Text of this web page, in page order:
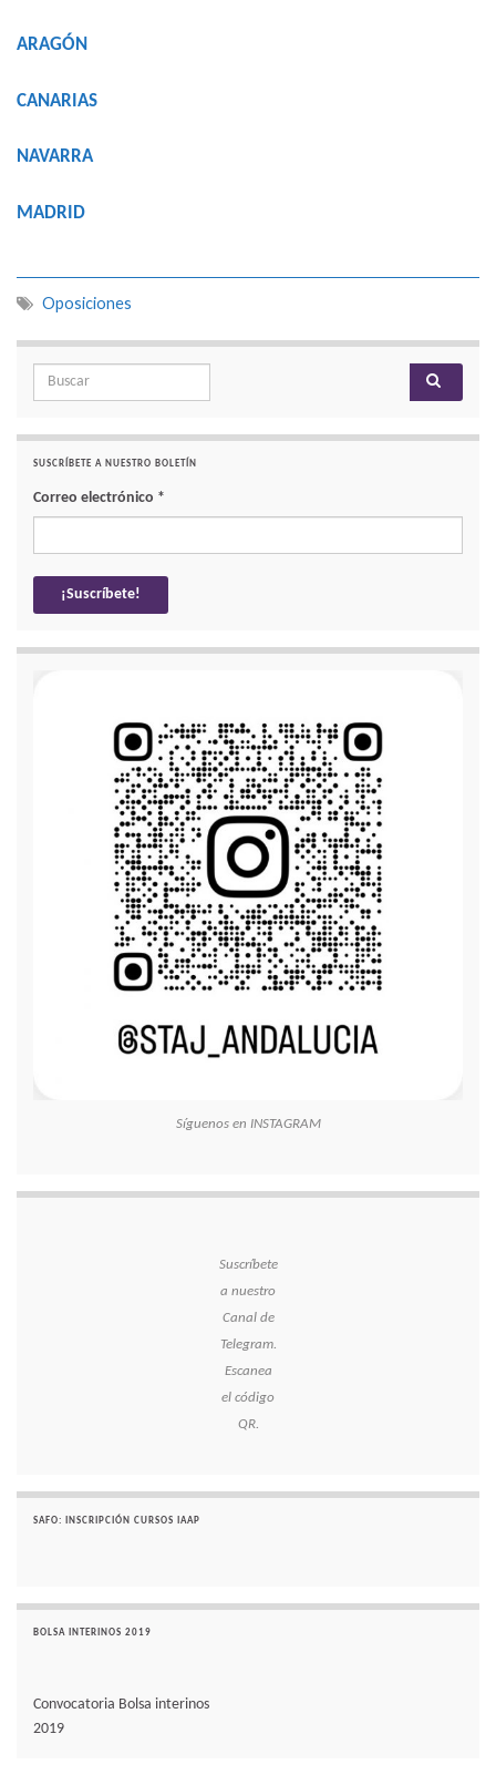
ARAGÓN
CANARIAS
NAVARRA
MADRID
Oposiciones
Search for:
SUSCRÍBETE A NUESTRO BOLETÍN
Correo electrónico *
Síguenos en INSTAGRAM
Suscríbete
a nuestro
Canal de
Telegram.
Escanea
el código
QR.
SAFO: INSCRIPCIÓN CURSOS IAAP
BOLSA INTERINOS 2019
Convocatoria Bolsa interinos
2019